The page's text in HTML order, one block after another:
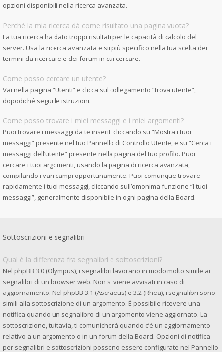
opzioni disponibili nella ricerca avanzata.
Perché la mia ricerca dà come risultato una pagina vuota?
La tua ricerca ha dato troppi risultati per le capacità di calcolo del
server. Usa la ricerca avanzata e sii più specifico nella tua scelta dei
termini da ricercare e dei forum in cui cercare.
Come posso cercare un utente?
Vai nella pagina “Utenti” e clicca sul collegamento “trova utente”,
dopodiché segui le istruzioni.
Come posso trovare i miei messaggi e i miei argomenti?
Puoi trovare i messaggi da te inseriti cliccando su “Mostra i tuoi
messaggi” presente nel tuo Pannello di Controllo Utente, e su “Cerca i
messaggi dell’utente” presente nella pagina del tuo profilo. Puoi
cercare i tuoi argomenti, usando la pagina di ricerca avanzata,
compilando i vari campi opportunamente. Puoi comunque trovare
rapidamente i tuoi messaggi, cliccando sull’omonima funzione “I tuoi
messaggi”, generalmente disponibile in ogni pagina della Board.
Sottoscrizioni e segnalibri
Qual è la differenza fra segnalibri e sottoscrizioni?
Nel phpBB 3.0 (Olympus), i segnalibri lavorano in modo molto simile ai
segnalibri di un browser web. Non si viene avvisati in caso di
aggiornamento. Nel phpBB 3.1 (Ascraeus) e 3.2 (Rhea), i segnalibri sono
simili alla sottoscrizione di un argomento. È possibile ricevere una
notifica quando un segnalibro di un argomento viene aggiornato. La
sottoscrizione, tuttavia, ti comunicherà quando c’è un aggiornamento
relativo a un argomento o in un forum della Board. Opzioni di notifica
per segnalibri e sottoscrizioni possono essere configurate nel Pannello